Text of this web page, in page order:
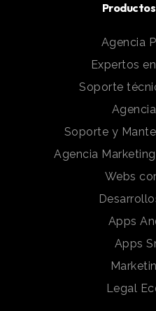
Agencia
Expertos
Soporte
Soporte y
Agencia
Webs
Apps
Apps
Legal